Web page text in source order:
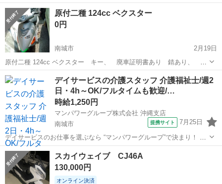
ます。 値下げしました。
沖縄 南城市 スズキ
原付二種 124cc ベクスター
0円
南城市
2月19日
原付二種 124cc ベクスター キー、 廃車証明書あり 錆あり、 エ
ンジンかかりません、セルは回ります、直すか部品取り、取引後は返
品不可、新品タイヤ無料で付きます。早い方に決めます、写真5番目
左側のパネル無し、
沖縄 スズキ ベクスター
デイサービスの介護スタッフ 介護福祉士/週2
日・4h～OK/フルタイムも歓迎/…
時給1,250円
マンパワーグループ株式会社 沖縄支店
南城市
提携サイト 7月25日
デイサービスのお仕事を選ぶなら “マンパワーグループ”で決まり！ ✅️
高時給で稼げる！ ✅️ライフスタイルに合わせて働ける！ ✅️資格取得支
沖縄 南城市 医療
スカイウェイブ CJ46A
130,000円
オンライン決済